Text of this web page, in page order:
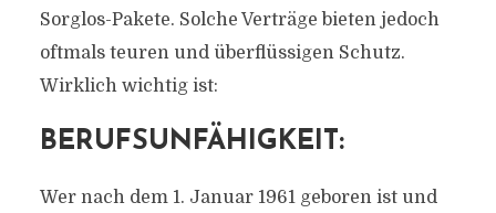
Sorglos-Pakete. Solche Verträge bieten jedoch
oftmals teuren und überflüssigen Schutz.
Wirklich wichtig ist:
BERUFSUNFÄHIGKEIT:
Wer nach dem 1. Januar 1961 geboren ist und